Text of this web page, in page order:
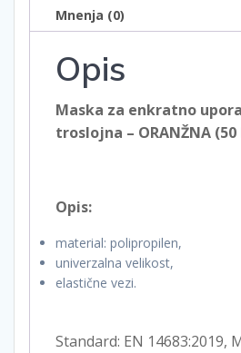
kosov)
količina
Mnenja (0)
Opis
Maska za enkratno
troslojna – ORANŽNA
Opis:
material: polipropilen,
univerzalna velikost,
elastične vezi.
Standard: EN 14683:2019,